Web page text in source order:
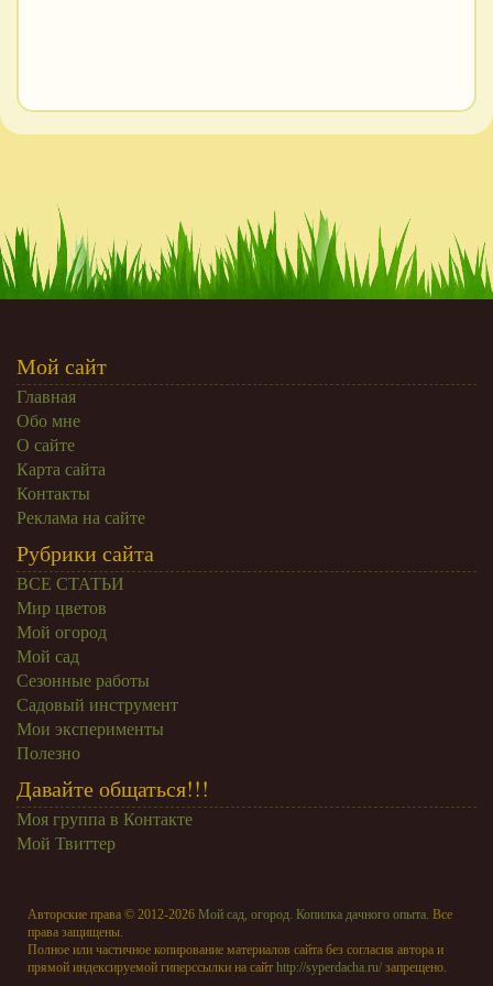
Мой сайт
Главная
Обо мне
О сайте
Карта сайта
Контакты
Реклама на сайте
Рубрики сайта
ВСЕ СТАТЬИ
Мир цветов
Мой огород
Мой сад
Сезонные работы
Садовый инструмент
Мои эксперименты
Полезно
Давайте общаться!!!
Моя группа в Контакте
Мой Твиттер
Авторские права © 2012-2026 Мой сад, огород. Копилка дачного опыта. Все
права защищены.
Полное или частичное копирование материалов сайта без согласия автора и
прямой индексируемой гиперссылки на сайт http://syperdacha.ru/ запрещено.